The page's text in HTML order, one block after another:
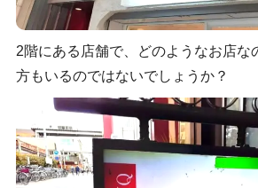
2階にある店舗で、どのようなお店な
方もいるのではないでしょうか？